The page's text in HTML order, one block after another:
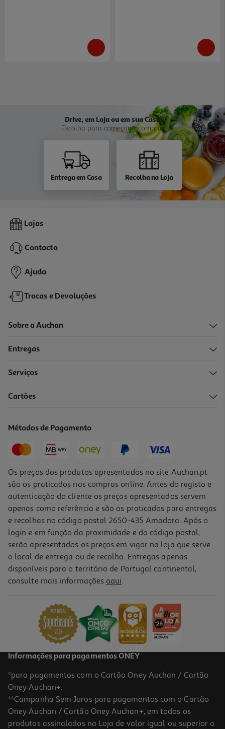
Drive, em Loja ou em sua Casa
Escolha para começar a comprar
Entrega em Casa Recolha na Loja
Lojas
Contacto
Ajuda
Trocas e Devoluções
Sobre a Auchan
Entregas
Serviços
Cartões
Métodos de Pagamento
Os preços dos produtos apresentados no site Auchan.pt
são os praticados nas compras online. Antes do registo e
autenticação do cliente os preços apresentados servem
apenas como referência e são os praticados para entregas
e recolhas no código postal 2650-435 Amadora. Após o
login e em função da proximidade e do código postal,
serão apresentados os preços em vigor na loja que serve
o local de entrega ou de recolha. Entregas apenas
disponíveis para o território de Portugal continental,
consulte mais informações aqui.
Informações para pagamentos ONEY
*para pagamentos com o Cartão Oney Auchan / Cartão
Oney Auchan+.
**Campanha Sem Juros para pagamentos com o Cartão
Oney Auchan / Cartão Oney Auchan+, em todos os
produtos assinalados na Loja de valor igual ou superior a